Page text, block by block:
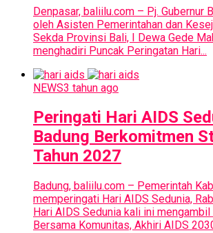
Denpasar, baliilu.com – Pj. Gubernur
oleh Asisten Pemerintahan dan
Sekda Provinsi Bali, I Dewa Gede
menghadiri Puncak Peringatan Hari...
NEWS3 tahun ago
Peringati Hari AIDS
Badung Berkomitmen
Tahun 2027
Badung, baliilu.com – Pemerintah
memperingati Hari AIDS Sedunia,
Hari AIDS Sedunia kali ini
Bersama Komunitas, Akhiri AIDS